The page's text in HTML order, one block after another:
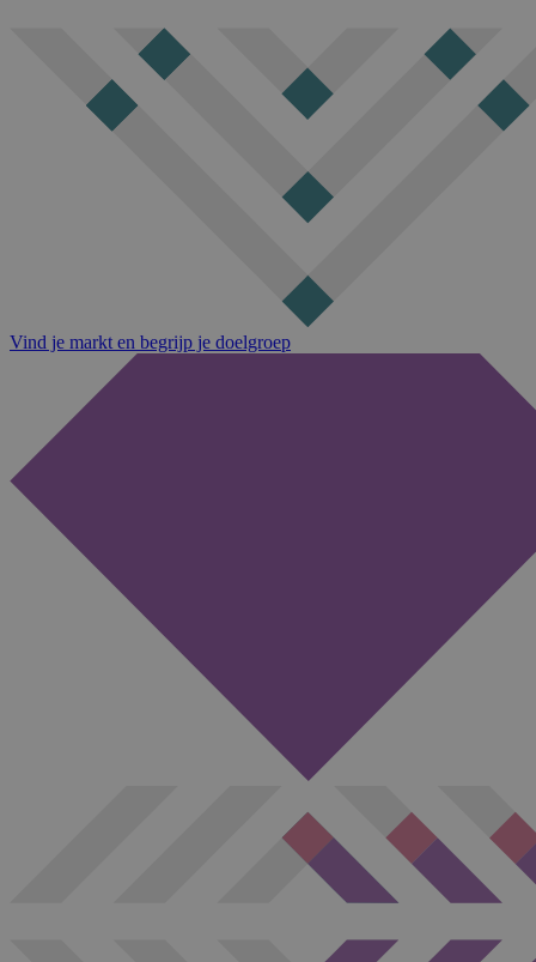
Vind je markt en begrijp je doelgroep